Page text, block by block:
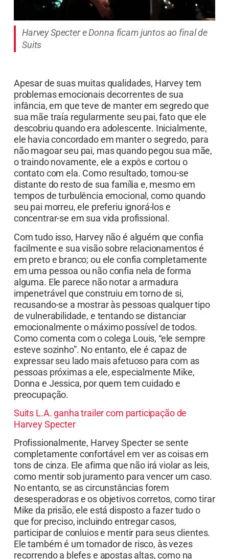
Harvey Specter e Donna ficam juntos ao final de
Suits
Apesar de suas muitas qualidades, Harvey tem
problemas emocionais decorrentes de sua
infância, em que teve de manter em segredo que
sua mãe traía regularmente seu pai, fato que ele
descobriu quando era adolescente. Inicialmente,
ele havia concordado em manter o segredo, para
não magoar seu pai, mas quando pegou sua mãe,
o traindo novamente, ele a expôs e cortou o
contato com ela. Como resultado, tornou-se
distante do resto de sua família e, mesmo em
tempos de turbulência emocional, como quando
seu pai morreu, ele preferiu ignorá-los e
concentrar-se em sua vida profissional.
Com tudo isso, Harvey não é alguém que confia
facilmente e sua visão sobre relacionamentos é
em preto e branco; ou ele confia completamente
em uma pessoa ou não confia nela de forma
alguma. Ele parece não notar a armadura
impenetrável que construiu em torno de si,
recusando-se a mostrar às pessoas qualquer tipo
de vulnerabilidade, e tentando se distanciar
emocionalmente o máximo possível de todos.
Como comenta com o colega Louis, “ele sempre
esteve sozinho”. No entanto, ele é capaz de
expressar seu lado mais afetuoso para com as
pessoas próximas a ele, especialmente Mike,
Donna e Jessica, por quem tem cuidado e
preocupação.
Suits L.A. ganha trailer com participação de
Harvey Specter
Profissionalmente, Harvey Specter se sente
completamente confortável em ver as coisas em
tons de cinza. Ele afirma que não irá violar as leis,
como mentir sob juramento para vencer um caso.
No entanto, se as circunstâncias forem
desesperadoras e os objetivos corretos, como tirar
Mike da prisão, ele está disposto a fazer tudo o
que for preciso, incluindo entregar casos,
participar de conluios e mentir para seus clientes.
Ele também é um tomador de risco, às vezes
recorrendo a blefes e apostas altas, como na